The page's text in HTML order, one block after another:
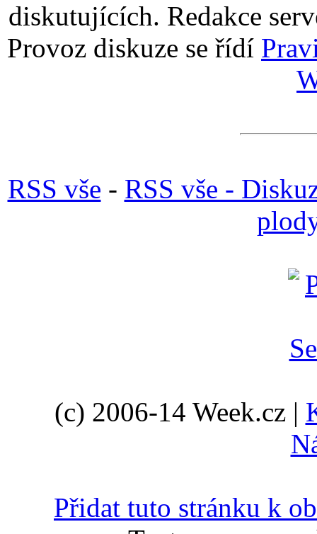
diskutujících. Redakce
Provoz diskuze se řídí
RSS vše - RSS vše -
(c) 2006-14 Week.cz |
Přidat tuto stránku k